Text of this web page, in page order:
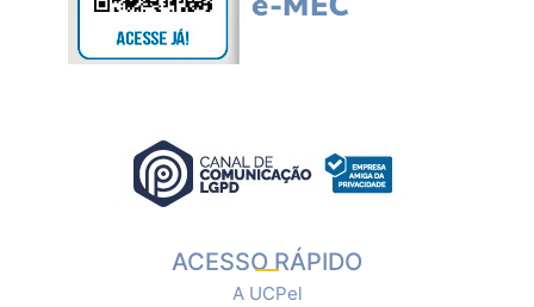
ACESSO RÁPIDO
A UCPel